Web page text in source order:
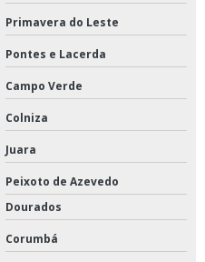
Primavera do Leste
Pontes e Lacerda
Campo Verde
Colniza
Juara
Peixoto de Azevedo
Dourados
Corumbá